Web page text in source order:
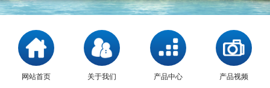
网站首页 关于我们 产品中心 产品视频